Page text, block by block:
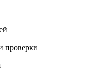
проверки